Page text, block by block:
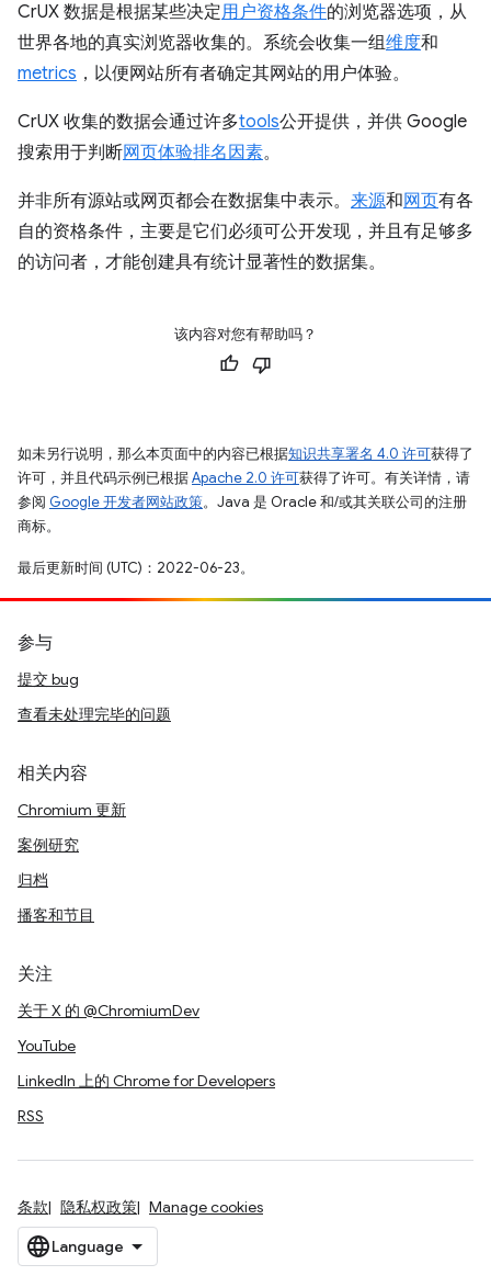
CrUX 数据是根据某些决定用户资格条件的浏览器选项，从
世界各地的真实浏览器收集的。系统会收集一组维度和
metrics ，以便网站所有者确定其网站的用户体验。
CrUX 收集的数据会通过许多tools公开提供，并供 Google
搜索用于判断网页体验排名因素。
并非所有源站或网页都会在数据集中表示。 来源和网页有各
自的资格条件，主要是它们必须可公开发现，并且有足够多
的访问者，才能创建具有统计显著性的数据集。
该内容对您有帮助吗？
如未另行说明，那么本页面中的内容已根据知识共享署名 4.0 许可获得了
许可，并且代码示例已根据Apache 2.0 许可获得了许可。有关详情，请
参阅 Google 开发者网站政策。Java 是 Oracle 和/或其关联公司的注册
商标。
最后更新时间 (UTC)：2022-06-23。
参与
提交 bug
查看未处理完毕的问题
相关内容
Chromium 更新
案例研究
归档
播客和节目
关注
关于 X 的 @ChromiumDev
YouTube
LinkedIn 上的 Chrome for Developers
RSS
条款 隐私权政策 Manage cookies